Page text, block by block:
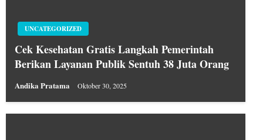
UNCATEGORIZED
Cek Kesehatan Gratis Langkah Pemerintah
Berikan Layanan Publik Sentuh 38 Juta Orang
Andika Pratama Oktober 30, 2025